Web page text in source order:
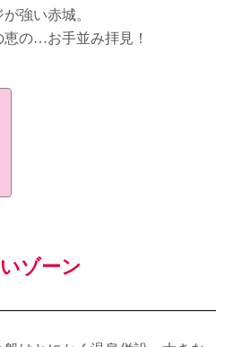
強い赤城。
の…お手並み拝見！
ゾーン